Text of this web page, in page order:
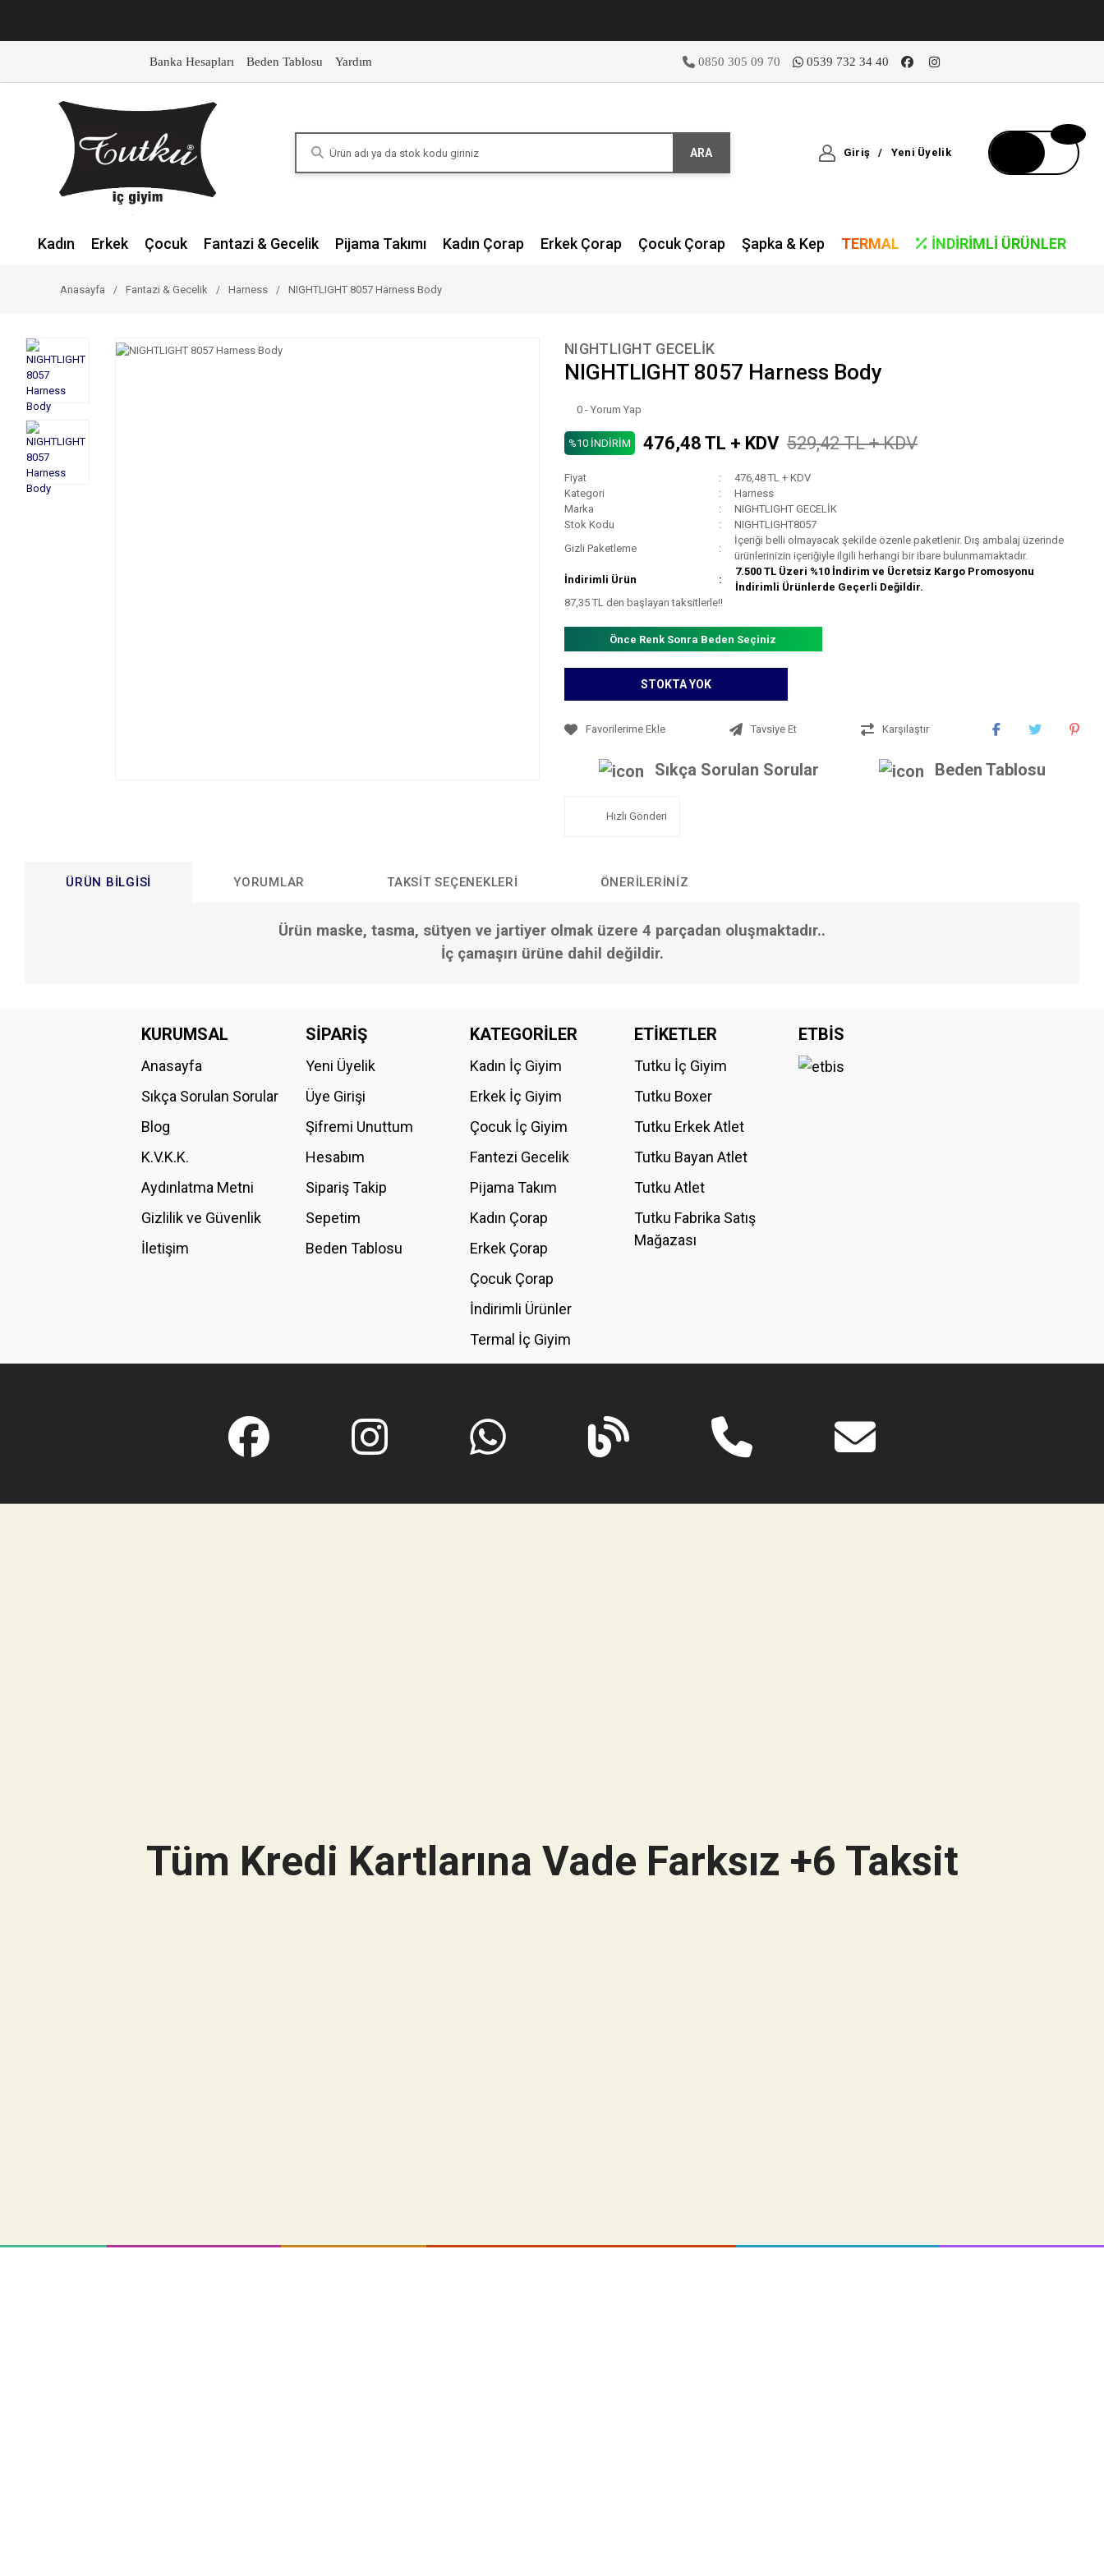
Banka Hesapları Beden Tablosu Yardım 0850 305 09 70 0539 732 34 40
ARA Giriş / Yeni Üyelik
Kadın Erkek Çocuk Fantazi & Gecelik Pijama Takımı Kadın Çorap Erkek Çorap Çocuk Çorap Şapka & Kep TERMAL İNDIRIMLI ÜRÜNLER
Anasayfa Fantazi & Gecelik Harness NIGHTLIGHT 8057 Harness Body
NIGHTLIGHT GECELİK
NIGHTLIGHT 8057 Harness Body
0 - Yorum Yap
%10 İNDİRİM 476,48 TL + KDV 529,42 TL + KDV
Fiyat
476,48 TL + KDV
Kategori
Harness
Marka
NIGHTLIGHT GECELİK
Stok Kodu
NIGHTLIGHT8057
Gizli Paketleme
İçeriği belli olmayacak şekilde özenle paketlenir. Dış ambalaj üzerinde
ürünlerinizin içeriğiyle ilgili herhangi bir ibare bulunmamaktadır.
İndirimli Ürün
7.500 TL Üzeri %10 İndirim ve Ücretsiz Kargo Promosyonu
İndirimli Ürünlerde Geçerli Değildir.
87,35 TL den başlayan taksitlerle!!
Önce Renk Sonra Beden Seçiniz
STOKTA YOK
Tavsiye Et Karşılaştır
Sıkça Sorulan Sorular Beden Tablosu
Hızlı Gönderi
ÜRÜN BILGISI YORUMLAR TAKSIT SEÇENEKLERI ÖNERILERINIZ
Ürün maske, tasma, sütyen ve jartiyer olmak üzere 4 parçadan oluşmaktadır..
İç çamaşırı ürüne dahil değildir.
Bu ürüne ilk yorumu siz yapın!
Ürün resmi kalitesiz, bozuk veya görüntülenemiyor.
Ürün fiyatı diğer sitelerden daha pahalı.
Bu ürüne benzer farklı alternatifler olmalı.
KURUMSAL
Anasayfa
Sıkça Sorulan Sorular
Blog
K.V.K.K.
Aydınlatma Metni
Gizlilik ve Güvenlik
İletişim
SİPARİŞ
Yeni Üyelik
Üye Girişi
Şifremi Unuttum
Hesabım
Sipariş Takip
Sepetim
Beden Tablosu
KATEGORİLER
Kadın İç Giyim
Erkek İç Giyim
Çocuk İç Giyim
Fantezi Gecelik
Pijama Takım
Kadın Çorap
Erkek Çorap
Çocuk Çorap
İndirimli Ürünler
Termal İç Giyim
ETİKETLER
Tutku İç Giyim
Tutku Boxer
Tutku Erkek Atlet
Tutku Bayan Atlet
Tutku Atlet
Tutku Fabrika Satış
Mağazası
ETBİS
Tüm Kredi Kartlarına Vade Farksız +6 Taksit